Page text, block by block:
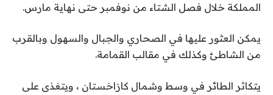
المملكة خلال فصل الشتاء من نوفمبر حتى نهاية مارس.
يمكن العثور عليها في الصحاري والجبال والسهول وبالقرب
من الشاطئ وكذلك في مقالب القمامة.
يتكاثر الطائر في وسط وشمال كازاخستان ، ويتغذى على